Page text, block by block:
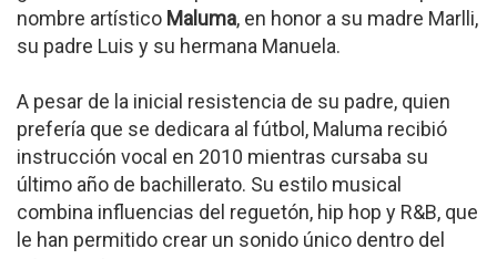
nombre artístico Maluma, en honor a su madre Marlli,
su padre Luis y su hermana Manuela.
A pesar de la inicial resistencia de su padre, quien
prefería que se dedicara al fútbol, Maluma recibió
instrucción vocal en 2010 mientras cursaba su
último año de bachillerato. Su estilo musical
combina influencias del reguetón, hip hop y R&B, que
le han permitido crear un sonido único dentro del